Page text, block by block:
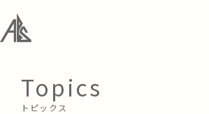
Topics
トピックス